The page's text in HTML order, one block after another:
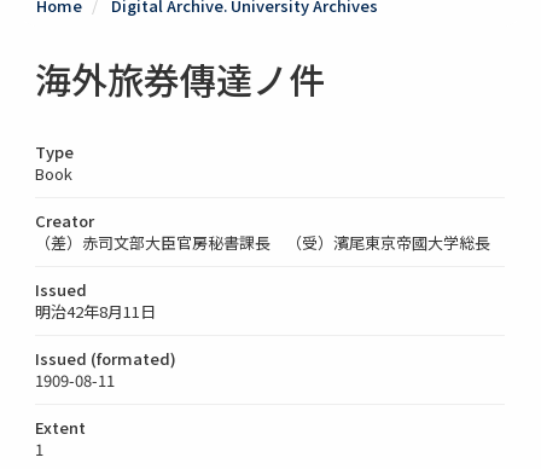
Home Digital Archive. University Archives
海外旅券傳達ノ件
Type
Book
Creator
（差）赤司文部大臣官房秘書課長 （受）濱尾東京帝國大学総長
Issued
明治42年8月11日
Issued (formated)
1909-08-11
Extent
1